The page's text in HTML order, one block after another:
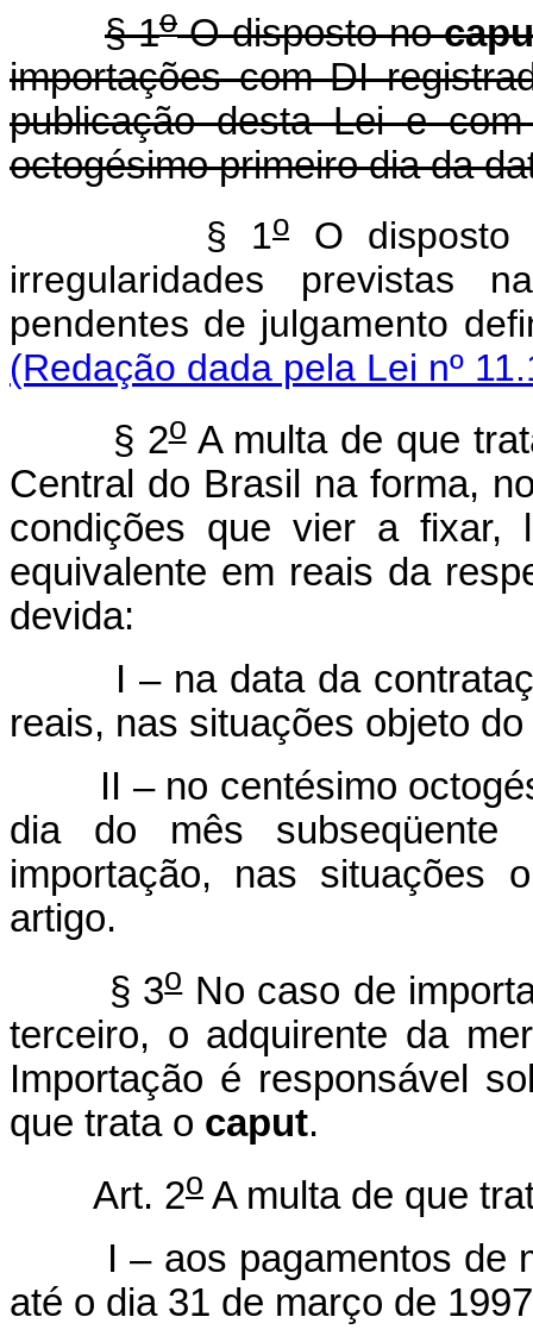
§ 1oO disposto no
importações com DI
publicação desta Lei e
octogésimo primeiro dia da
§ 1o
O disposto
irregularidades previstas
pendentes de julgamento
(Redação dada pela Lei nº
§ 2oA multa de que
Central do Brasil na forma,
condições que vier a fixar,
equivalente em reais da
devida:
I – na data da
reais, nas situações objeto
II – no centésimo
dia do mês subseqüente
importação, nas
artigo.
§ 3oNo caso de
terceiro, o adquirente da
Importação é responsável
que trata o caput.
Art. 2o A multa de que
I – aos pagamentos de
até o dia 31 de março de